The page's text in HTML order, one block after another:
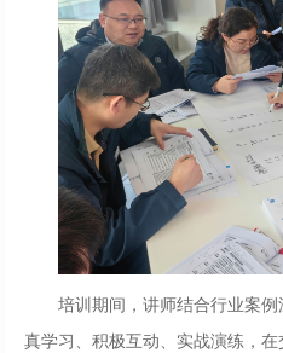
培训期间，讲师结合行业案
真学习、积极互动、实战演练，